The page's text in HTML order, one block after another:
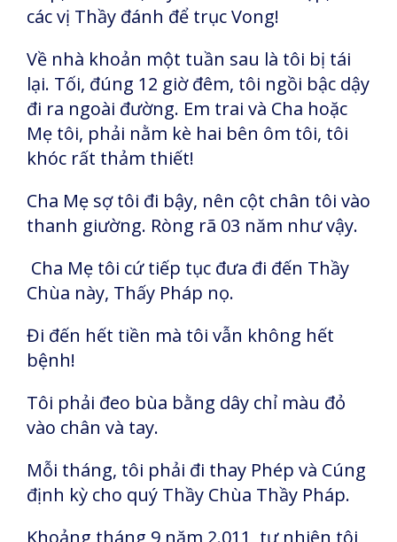
các vị Thầy đánh để trục Vong!
Về nhà khoản một tuần sau là tôi bị tái
lại. Tối, đúng 12 giờ đêm, tôi ngồi bậc dậy
đi ra ngoài đường. Em trai và Cha hoặc
Mẹ tôi, phải nằm kè hai bên ôm tôi, tôi
khóc rất thảm thiết!
Cha Mẹ sợ tôi đi bậy, nên cột chân tôi vào
thanh giường. Ròng rã 03 năm như vậy.
Cha Mẹ tôi cứ tiếp tục đưa đi đến Thầy
Chùa này, Thấy Pháp nọ.
Đi đến hết tiền mà tôi vẫn không hết
bệnh!
Tôi phải đeo bùa bằng dây chỉ màu đỏ
vào chân và tay.
Mỗi tháng, tôi phải đi thay Phép và Cúng
định kỳ cho quý Thầy Chùa Thầy Pháp.
Khoảng tháng 9 năm 2.011, tự nhiên tôi